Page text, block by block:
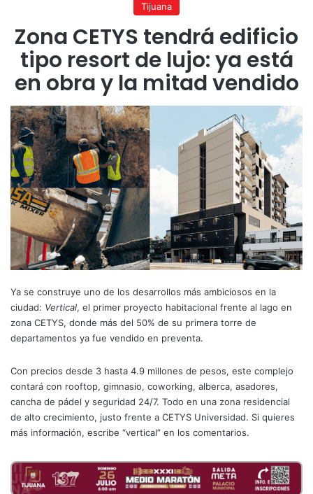
Tijuana
Zona CETYS tendrá edificio
tipo resort de lujo: ya está
en obra y la mitad vendido
Ya se construye uno de los desarrollos más ambiciosos en la
ciudad: Vertical, el primer proyecto habitacional frente al lago en
zona CETYS, donde más del 50% de su primera torre de
departamentos ya fue vendido en preventa.
Con precios desde 3 hasta 4.9 millones de pesos, este complejo
contará con rooftop, gimnasio, coworking, alberca, asadores,
cancha de pádel y seguridad 24/7. Todo en una zona residencial
de alto crecimiento, justo frente a CETYS Universidad. Si quieres
más información, escribe “vertical” en los comentarios.